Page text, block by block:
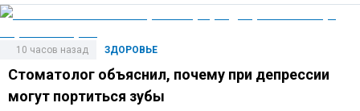
ЗДОРОВЬЕ
10 часов назад
Стоматолог объяснил, почему при депрессии
могут портиться зубы